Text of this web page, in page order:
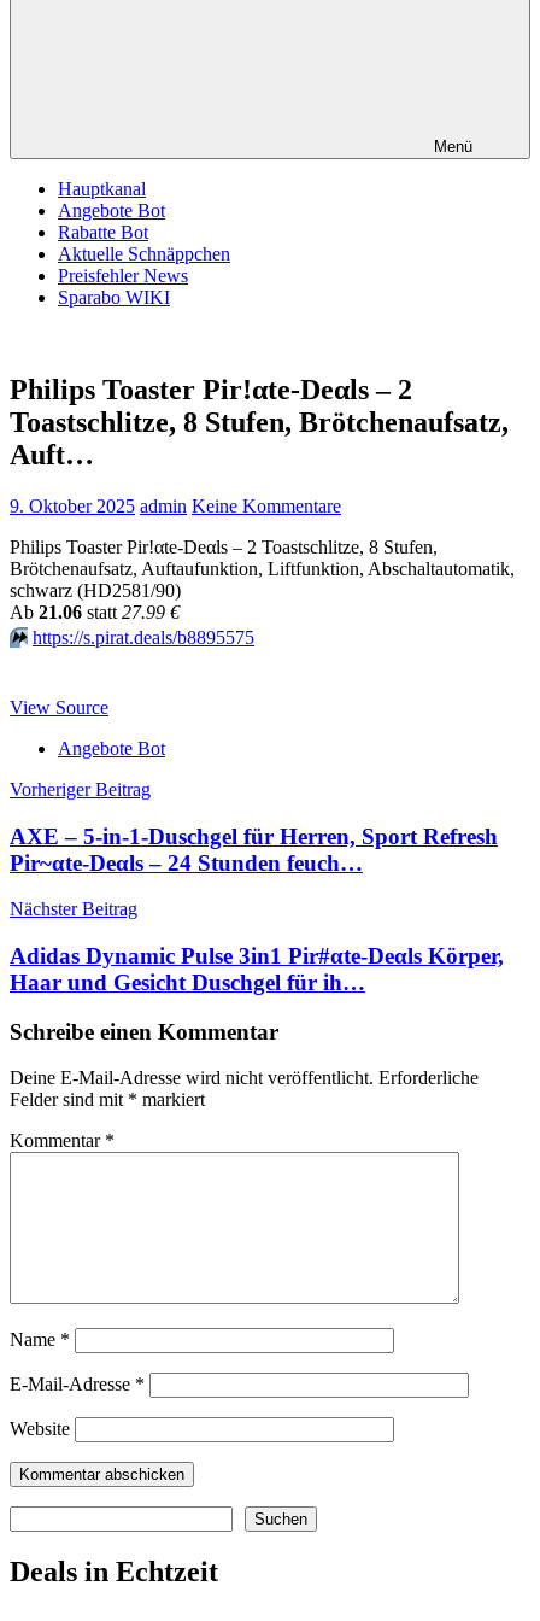
Menü
Hauptkanal
Angebote Bot
Rabatte Bot
Aktuelle Schnäppchen
Preisfehler News
Sparabo WIKI
Philips Toaster Pir!αtе-Dеαls – 2
Toastschlitze, 8 Stufen, Brötchenaufsatz,
Auft…
9. Oktober 2025 admin Keine Kommentare
Philips Toaster Pir!αtе-Dеαls – 2 Toastschlitze, 8 Stufen,
Brötchenaufsatz, Auftaufunktion, Liftfunktion, Abschaltautomatik,
schwarz (HD2581/90)
Аb 21.06 statt 27.99 €
⏩️ https://s.pirat.deals/b8895575
View Source
Angebote Bot
Beitragsnavigation
Vorheriger Beitrag
AXE – 5-in-1-Duschgel für Herren, Sport Refresh
Pir~αtе-Dеαls – 24 Stunden feuch…
Nächster Beitrag
Adidas Dynamic Pulse 3in1 Pir#αtе-Dеαls Körper,
Haar und Gesicht Duschgel für ih…
Schreibe einen Kommentar
Deine E-Mail-Adresse wird nicht veröffentlicht. Erforderliche
Felder sind mit * markiert
Kommentar *
Name *
E-Mail-Adresse *
Website
Suchen
Deals in Echtzeit